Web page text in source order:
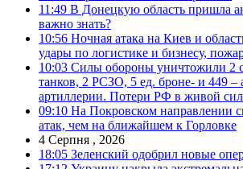
11:49 В Донецкую область пришла
важно знать?
10:56 Ночная атака на Киев и
удары по логистике и бизнесу,
10:03 Силы обороны уничтожили 2
танков, 2 РСЗО, 5 ед. броне- и 449 –
артиллерии. Потери РФ в живой
09:10 На Покровском направлении
атак, чем на ближайшем к Горловке
4 Серпня , 2026
18:05 Зеленский одобрил новые